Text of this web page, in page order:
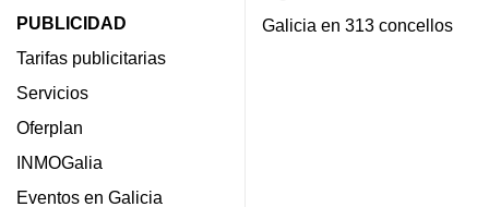
PUBLICIDAD
Tarifas publicitarias
Servicios
Oferplan
INMOGalia
Eventos en Galicia
Galicia en 313 concellos